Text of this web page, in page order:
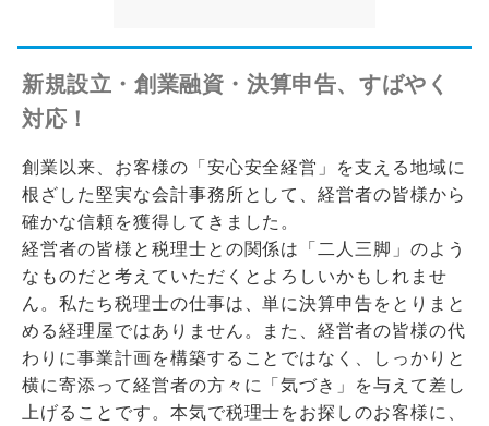
新規設立・創業融資・決算申告、すばやく
対応！
創業以来、お客様の「安心安全経営」を支える地域に
根ざした堅実な会計事務所として、経営者の皆様から
確かな信頼を獲得してきました。
経営者の皆様と税理士との関係は「二人三脚」のよう
なものだと考えていただくとよろしいかもしれませ
ん。私たち税理士の仕事は、単に決算申告をとりまと
める経理屋ではありません。また、経営者の皆様の代
わりに事業計画を構築することではなく、しっかりと
横に寄添って経営者の方々に「気づき」を与えて差し
上げることです。本気で税理士をお探しのお客様に、